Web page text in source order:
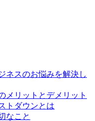
ネスのお悩みを解決し
メリットとデメリット
トダウンとは
なこと